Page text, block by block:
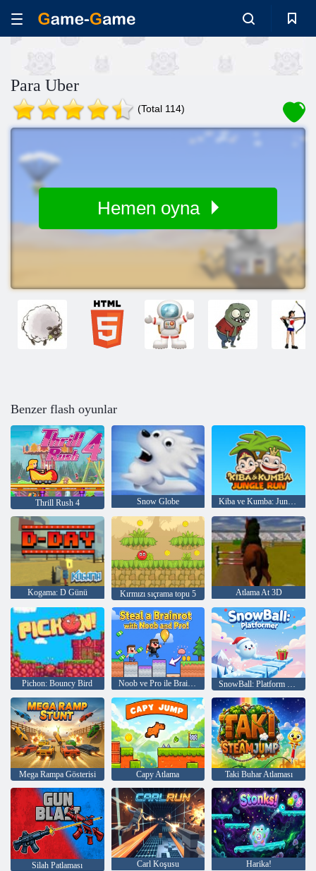
Para Uber
(Total 114)
Hemen oyna
Benzer flash oyunlar
Thrill Rush 4 Snow Globe Kiba ve Kumba: Jungle Run
Kogama: D Günü Kırmızı sıçrama topu 5 Atlama At 3D
Pichon: Bouncy Bird Noob ve Pro ile Brainrot'u çalın! SnowBall: Platform Oyunu
Mega Rampa Gösterisi Capy Atlama Taki Buhar Atlaması
Silah Patlaması Carl Koşusu Harika!